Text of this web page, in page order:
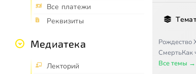
Все платежи
Реквизиты
Медиатека
Лекторий
Рождество
СмертьКак
Все темы →